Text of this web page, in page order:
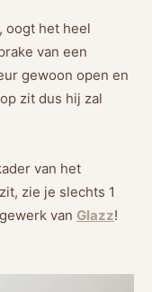
oogt het heel
van een
gewoon open en
zit dus hij zal
van het
zie je slechts 1
van Glazz!